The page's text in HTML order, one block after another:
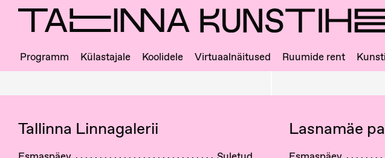
Skip
Ligipääs
ja
Programm Külastajale Koolidele Virtuaalnäitused Ruumide rent
Tallinna Linnagalerii Lasnamäe